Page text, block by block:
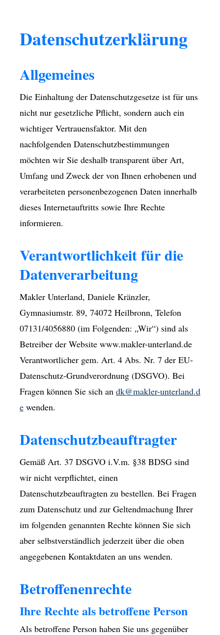
Datenschutzerklärung
Allgemeines
Die Einhaltung der Datenschutzgesetze ist für uns
nicht nur gesetzliche Pflicht, sondern auch ein
wichtiger Vertrauensfaktor. Mit den
nachfolgenden Datenschutzbestimmungen
möchten wir Sie deshalb transparent über Art,
Umfang und Zweck der von Ihnen erhobenen und
verarbeiteten personenbezogenen Daten innerhalb
dieses Internetauftritts sowie Ihre Rechte
informieren.
Verantwortlichkeit für die
Datenverarbeitung
Makler Unterland, Daniele Kränzler,
Gymnasiumstr. 89, 74072 Heilbronn, Telefon
07131/4056880 (im Folgenden: „Wir“) sind als
Betreiber der Website www.makler-unterland.de
Verantwortlicher gem. Art. 4 Abs. Nr. 7 der EU-
Datenschutz-Grundverordnung (DSGVO). Bei
Fragen können Sie sich an dk@makler-unterland.d
e wenden.
Datenschutzbeauftragter
Gemäß Art. 37 DSGVO i.V.m. §38 BDSG sind
wir nicht verpflichtet, einen
Datenschutzbeauftragten zu bestellen. Bei Fragen
zum Datenschutz und zur Geltendmachung Ihrer
im folgenden genannten Rechte können Sie sich
aber selbstverständlich jederzeit über die oben
angegebenen Kontaktdaten an uns wenden.
Betroffenenrechte
Ihre Rechte als betroffene Person
Als betroffene Person haben Sie uns gegenüber